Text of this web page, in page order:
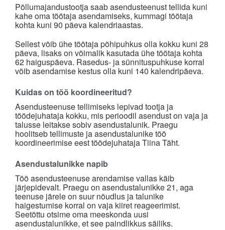
Põllumajandustootja saab asendusteenust tellida kuni
kahe oma töötaja asendamiseks, kummagi töötaja
kohta kuni 90 päeva kalendriaastas.
Sellest võib ühe töötaja põhipuhkus olla kokku kuni 28
päeva, lisaks on võimalik kasutada ühe töötaja kohta
62 haiguspäeva. Rasedus- ja sünnituspuhkuse korral
võib asendamise kestus olla kuni 140 kalendripäeva.
Kuidas on töö koordineeritud?
Asendusteenuse tellimiseks lepivad tootja ja
töödejuhataja kokku, mis perioodil asendust on vaja ja
talusse leitakse sobiv asendustalunik. Praegu
hoolitseb tellimuste ja asendustalunike töö
koordineerimise eest töödejuhataja Tiina Täht.
Asendustalunikke napib
Töö asendusteenuse arendamise vallas käib
järjepidevalt. Praegu on asendustalunikke 21, aga
teenuse järele on suur nõudlus ja talunike
haigestumise korral on vaja kiiret reageerimist.
Seetõttu otsime oma meeskonda uusi
asendustalunikke, et see paindlikkus säiliks.